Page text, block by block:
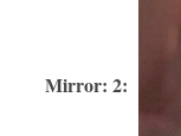
Mirror: 2: